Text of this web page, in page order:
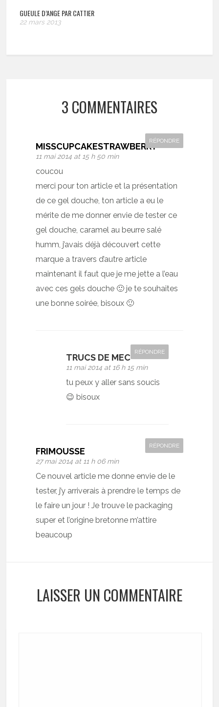
GUEULE D’ANGE PAR CATTIER
22 mars 2013
3 COMMENTAIRES
MISSCUPCAKESTRAWBERRY
11 mai 2014 at 15 h 50 min
RÉPONDRE
coucou
merci pour ton article et la présentation
de ce gel douche, ton article a eu le
mérite de me donner envie de tester ce
gel douche, caramel au beurre salé
humm, j’avais déjà découvert cette
marque a travers d’autre article
maintenant il faut que je me jette a l’eau
avec ces gels douche 🙂 je te souhaites
une bonne soirée, bisoux 🙂
TRUCS DE MEC
11 mai 2014 at 16 h 15 min
RÉPONDRE
tu peux y aller sans soucis
😉 bisoux
FRIMOUSSE
27 mai 2014 at 11 h 06 min
RÉPONDRE
Ce nouvel article me donne envie de le
tester, j’y arriverais à prendre le temps de
le faire un jour ! Je trouve le packaging
super et l’origine bretonne m’attire
beaucoup
LAISSER UN COMMENTAIRE